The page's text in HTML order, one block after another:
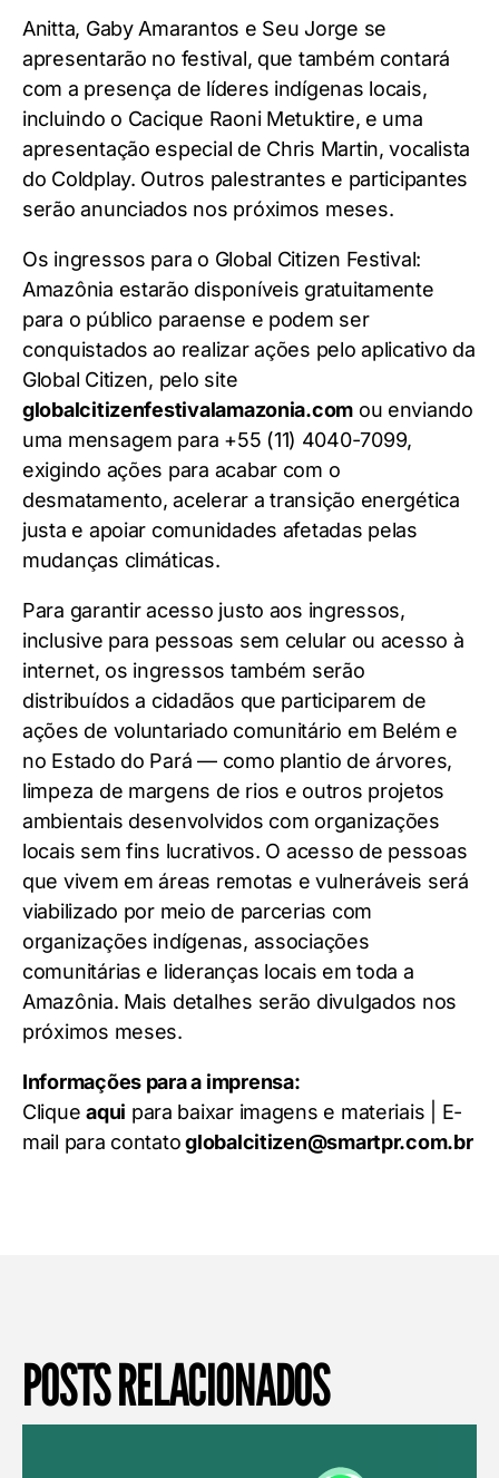
Anitta, Gaby Amarantos e Seu Jorge se
apresentarão no festival, que também contará
com a presença de líderes indígenas locais,
incluindo o Cacique Raoni Metuktire, e uma
apresentação especial de Chris Martin, vocalista
do Coldplay. Outros palestrantes e participantes
serão anunciados nos próximos meses.
Os ingressos para o Global Citizen Festival:
Amazônia estarão disponíveis gratuitamente
para o público paraense e podem ser
conquistados ao realizar ações pelo aplicativo da
Global Citizen, pelo site
globalcitizenfestivalamazonia.com ou enviando
uma mensagem para +55 (11) 4040-7099,
exigindo ações para acabar com o
desmatamento, acelerar a transição energética
justa e apoiar comunidades afetadas pelas
mudanças climáticas.
Para garantir acesso justo aos ingressos,
inclusive para pessoas sem celular ou acesso à
internet, os ingressos também serão
distribuídos a cidadãos que participarem de
ações de voluntariado comunitário em Belém e
no Estado do Pará — como plantio de árvores,
limpeza de margens de rios e outros projetos
ambientais desenvolvidos com organizações
locais sem fins lucrativos. O acesso de pessoas
que vivem em áreas remotas e vulneráveis será
viabilizado por meio de parcerias com
organizações indígenas, associações
comunitárias e lideranças locais em toda a
Amazônia. Mais detalhes serão divulgados nos
próximos meses.
Informações para a imprensa:
Cliqueaqui para baixar imagens e materiais | E-
mail para contatoglobalcitizen@smartpr.com.br
POSTS RELACIONADOS